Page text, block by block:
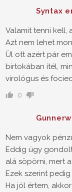
Syntax
Valamit tenni kell,
Azt nem lehet
Ül ott azért pár
birtokában ítél,
virológus és
0
Nem vagyok
Eddig úgy
alá söpörni, mert
Ezek szerint pedig
Ha jól értem,